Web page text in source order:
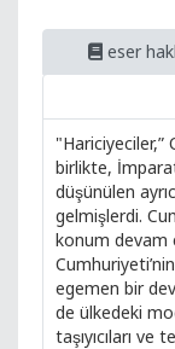
eser
"Hariciyeciler,”
birlikte,
düşünülen
gelmişlerdi.
konum devam
egemen bir
de ülkedeki
taşıyıcıları ve